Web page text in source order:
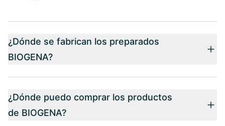
¿Dónde se fabrican los preparados
BIOGENA?
¿Dónde puedo comprar los productos
de BIOGENA?